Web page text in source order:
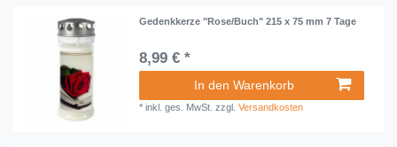
Gedenkkerze "Rose/Buch" 215 x 75 mm 7 Tage
8,99 € *
In den Warenkorb
*inkl. ges. MwSt. zzgl.Versandkosten